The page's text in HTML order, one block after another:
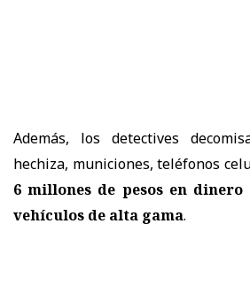
Además, los detectives
hechiza, municiones, teléfonos
6 millones de pesos en
vehículos de alta gama.